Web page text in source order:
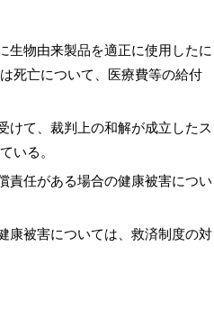
生物由来製品を適正に使用したに
死亡について、医療費等の給付
けて、裁判上の和解が成立したス
いる。
責任がある場合の健康被害につい
康被害については、救済制度の対